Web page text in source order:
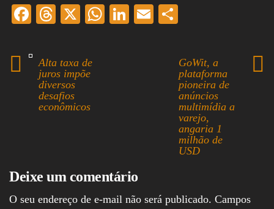
Fa
bo
ok
T
ds
X
W
Li
E
re
Alta taxa de
juros impõe
diversos
desafios
econômicos
GoWit, a
plataforma
pioneira de
anúncios
multimídia a
varejo,
angaria 1
milhão de
USD
Deixe um comentário
O seu endereço de e-mail não será publicado. Campos